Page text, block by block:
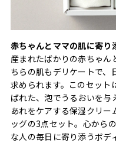
赤ちゃんとママの肌に寄り
産まれたばかりの赤ちゃん
ちらの肌もデリケートで、
求められます。このセット
ばれた、泡でうるおいを与
あれをケアする保湿クリ
ッグの3点セット。心から
な人の毎日に寄り添うボデ